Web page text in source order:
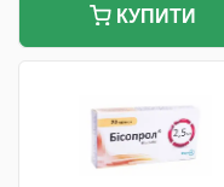
КУПИТИ